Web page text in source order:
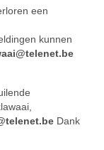
een
kunnen
Dank